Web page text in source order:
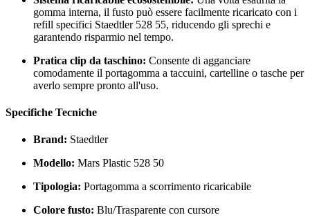
gomma interna, il fusto può essere facilmente ricaricato con i
refill specifici Staedtler 528 55, riducendo gli sprechi e
garantendo risparmio nel tempo.
Pratica clip da taschino: Consente di agganciare
comodamente il portagomma a taccuini, cartelline o tasche per
averlo sempre pronto all'uso.
Specifiche Tecniche
Brand: Staedtler
Modello: Mars Plastic 528 50
Tipologia: Portagomma a scorrimento ricaricabile
Colore fusto: Blu/Trasparente con cursore